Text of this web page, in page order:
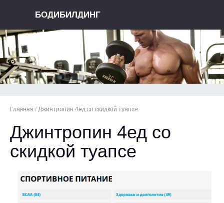
БОДИБИЛДИНГ
Главная / Джинтропин 4ед со скидкой туапсе
Джинтропин 4ед со
скидкой туапсе